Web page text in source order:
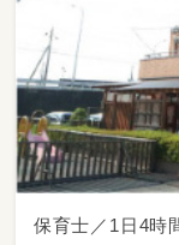
保育士／1日4時